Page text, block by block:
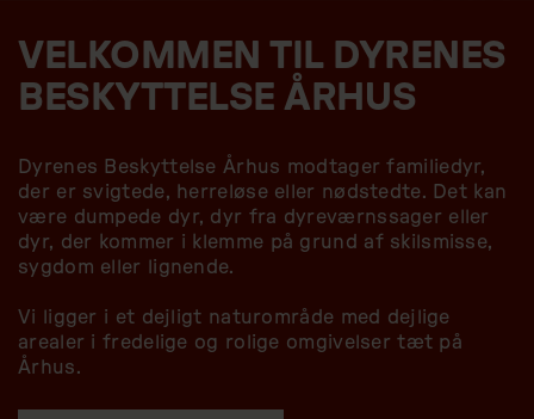
VELKOMMEN TIL DYRENES
BESKYTTELSE ÅRHUS
Dyrenes Beskyttelse Århus modtager familiedyr,
der er svigtede, herreløse eller nødstedte. Det kan
være dumpede dyr, dyr fra dyreværnssager eller
dyr, der kommer i klemme på grund af skilsmisse,
sygdom eller lignende.
Vi ligger i et dejligt naturområde med dejlige
arealer i fredelige og rolige omgivelser tæt på
Århus.